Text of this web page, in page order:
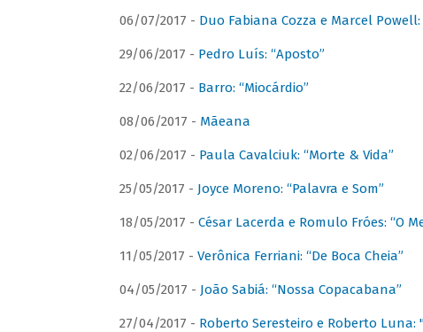
06/07/2017 - Duo Fabiana Cozza e Marcel
29/06/2017 - Pedro Luís: “Aposto”
22/06/2017 - Barro: “Miocárdio”
08/06/2017 - Mãeana
02/06/2017 - Paula Cavalciuk: “Morte & Vida”
25/05/2017 - Joyce Moreno: “Palavra e Som”
18/05/2017 - César Lacerda e Romulo Fróes: “O
11/05/2017 - Verônica Ferriani: “De Boca Cheia”
04/05/2017 - João Sabiá: “Nossa Copacabana”
27/04/2017 - Roberto Seresteiro e Roberto Luna: